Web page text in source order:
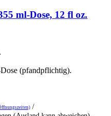
ml-Dose, 12 fl oz.
(pfandpflichtig).
/